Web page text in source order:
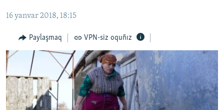
İNSAN AQLARI
VİDEO
SÜRET
BLOGLAR
FİKİR
16 yanvar 2018, 18:15
Paylaşmaq VPN-siz oquñız